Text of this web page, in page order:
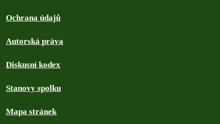
Ochrana údajů
Autorská práva
Diskusní kodex
Stanovy spolku
Mapa stránek